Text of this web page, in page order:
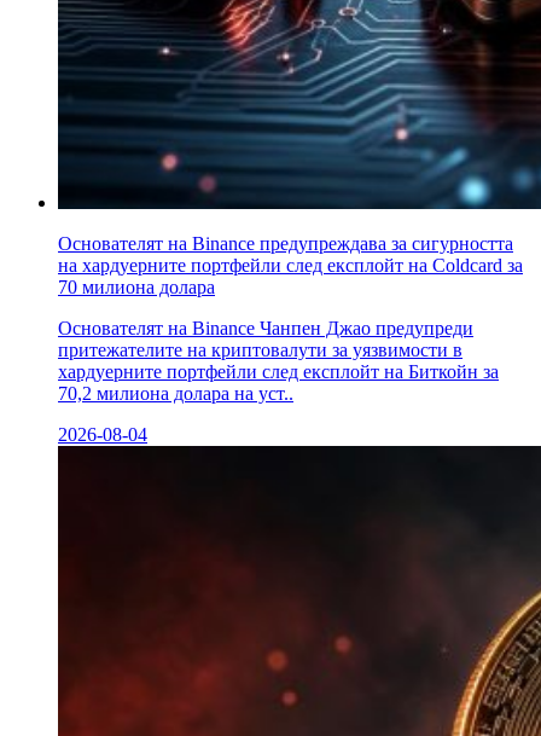
Основателят на Binance предупреждава за сигурността
на хардуерните портфейли след експлойт на Coldcard за
70 милиона долара
Основателят на Binance Чанпен Джао предупреди
притежателите на криптовалути за уязвимости в
хардуерните портфейли след експлойт на Биткойн за
70,2 милиона долара на уст..
2026-08-04